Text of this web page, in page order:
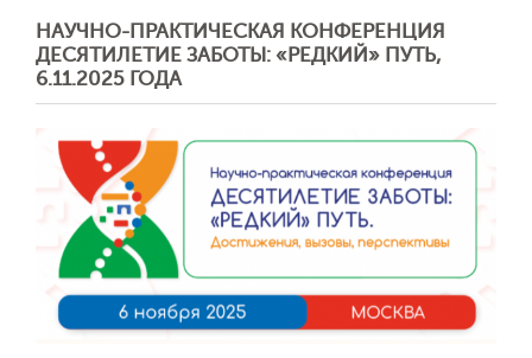
НАУЧНО-ПРАКТИЧЕСКАЯ КОНФЕРЕНЦИЯ
ДЕСЯТИЛЕТИЕ ЗАБОТЫ: «РЕДКИЙ» ПУТЬ,
6.11.2025 ГОДА
Отправить